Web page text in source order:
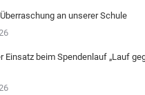
an unserer Schule
Einsatz beim Spendenlauf „Lauf